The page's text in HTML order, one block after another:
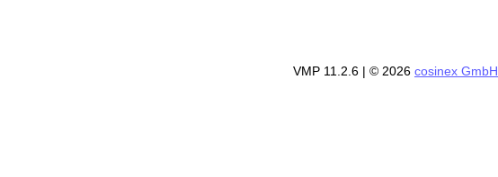
VMP 11.2.6 | © 2026 cosinex GmbH